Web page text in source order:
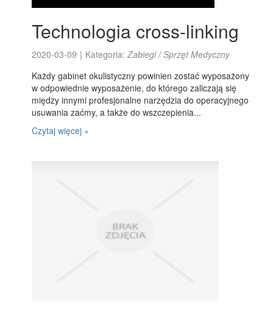
Technologia cross-linking
2020-03-09 | Kategoria:Zabiegi / Sprzęt Medyczny
Każdy gabinet okulistyczny powinien zostać wyposażony
w odpowiednie wyposażenie, do którego zaliczają się
między innymi profesjonalne narzędzia do operacyjnego
usuwania zaćmy, a także do wszczepienia...
Czytaj więcej »